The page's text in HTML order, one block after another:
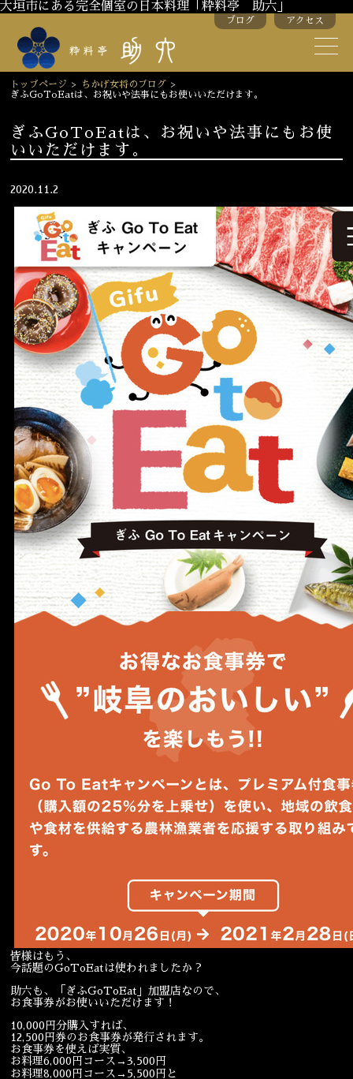
大垣市にある完全個室の日本料理「粋料亭 助六」
ブログ アクセス
トップページ > ちかげ女将のブログ >
ぎふGoToEatは、お祝いや法事にもお使いいただけます。
ぎふGoToEatは、お祝いや法事にもお使
いいただけます。
2020.11.2
皆様はもう、
今話題のGoToEatは使われましたか？
助六も、「ぎふGoToEat」加盟店なので、
お食事券がお使いいただけます！
10,000円分購入すれば、
12,500円券のお食事券が発行されます。
お食事券を使えば実質、
お料理6,000円コース→3,500円
お料理8,000円コース→5,500円と
スタッフ紹介
季節のお料理 お弁当
お飲み物
お部屋のご紹介 会議・舞台のご利用
結婚式・披露宴
ご接待 法要
慶事 お顔合わせ
宴会 ウェディング